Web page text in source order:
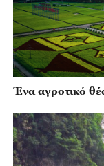
Ένα αγροτικό